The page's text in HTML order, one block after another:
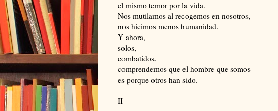
el mismo temor por la vida.
Nos mutilamos al recogemos en nosotros,
nos hicimos menos humanidad.
Y ahora,
solos,
combatidos,
comprendemos que el hombre que somos
es porque otros han sido.
II